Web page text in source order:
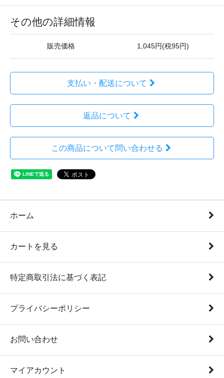
その他の詳細情報
販売価格 1,045円(税95円)
支払い・配送について
返品について
この商品について問い合わせる
ホーム
カートを見る
特定商取引法に基づく表記
プライバシーポリシー
お問い合わせ
マイアカウント